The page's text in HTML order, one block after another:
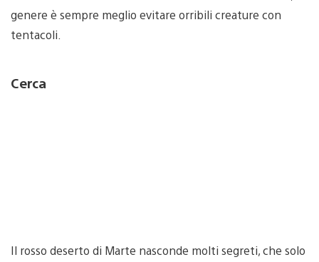
genere è sempre meglio evitare orribili creature con
tentacoli.
Cerca
Il rosso deserto di Marte nasconde molti segreti, che solo